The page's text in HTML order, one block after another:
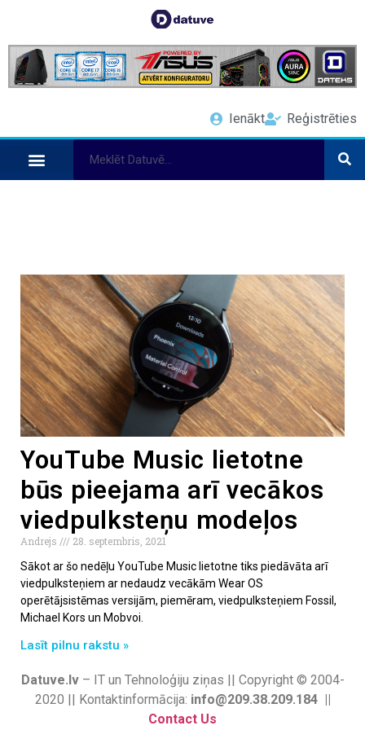
Ienākt Reģistrēties
YouTube Music lietotne
būs pieejama arī vecākos
viedpulksteņu modeļos
Andrejs
28. septembris, 2021
Sākot ar šo nedēļu YouTube Music lietotne tiks piedāvāta arī
viedpulksteņiem ar nedaudz vecākām Wear OS
operētājsistēmas versijām, piemēram, viedpulksteņiem Fossil,
Michael Kors un Mobvoi.
Lasīt pilnu rakstu »
Datuve.lv– IT un Tehnoloģiju ziņas || Copyright © 2004-
2020 || Kontaktinformācija: info@209.38.209.184 ||
Contact Us